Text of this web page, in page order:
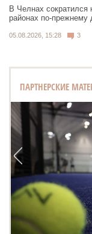
В Челнах
районах по-прежнему
05.08.2026, 15:28 3
ПАРТНЕРСКИЕ